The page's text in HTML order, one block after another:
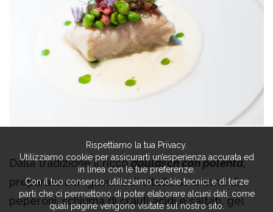
Dalla tradizione il riccogoulasch con polenta,
preparato con guancia di vitello su crema di
peperoni, schiuma di crauti acidi e saltati, gel
Rispettiamo la tua Privacy.
Utilizziamo cookie per assicurarti un’esperienza accurata ed
in linea con le tue preferenze.
Con il tuo consenso, utilizziamo cookie tecnici e di terze
parti che ci permettono di poter elaborare alcuni dati, come
quali pagine vengono visitate sul nostro sito.